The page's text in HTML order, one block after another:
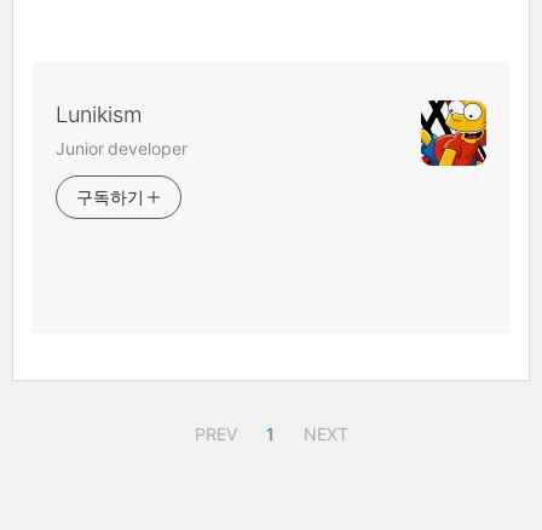
Lunikism
Junior developer
구독하기
PREV 1 NEXT